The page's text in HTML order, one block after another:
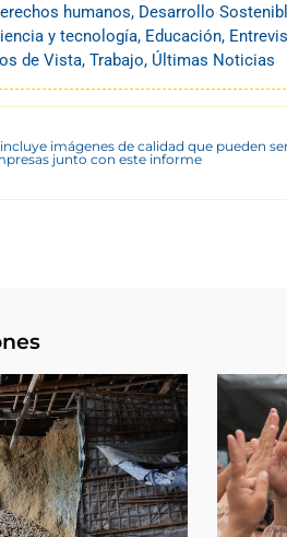
humanos, Desarrollo
y tecnología, Educación,
de Vista, Trabajo, Últimas Noticias
imágenes de calidad que pueden
junto con este informe